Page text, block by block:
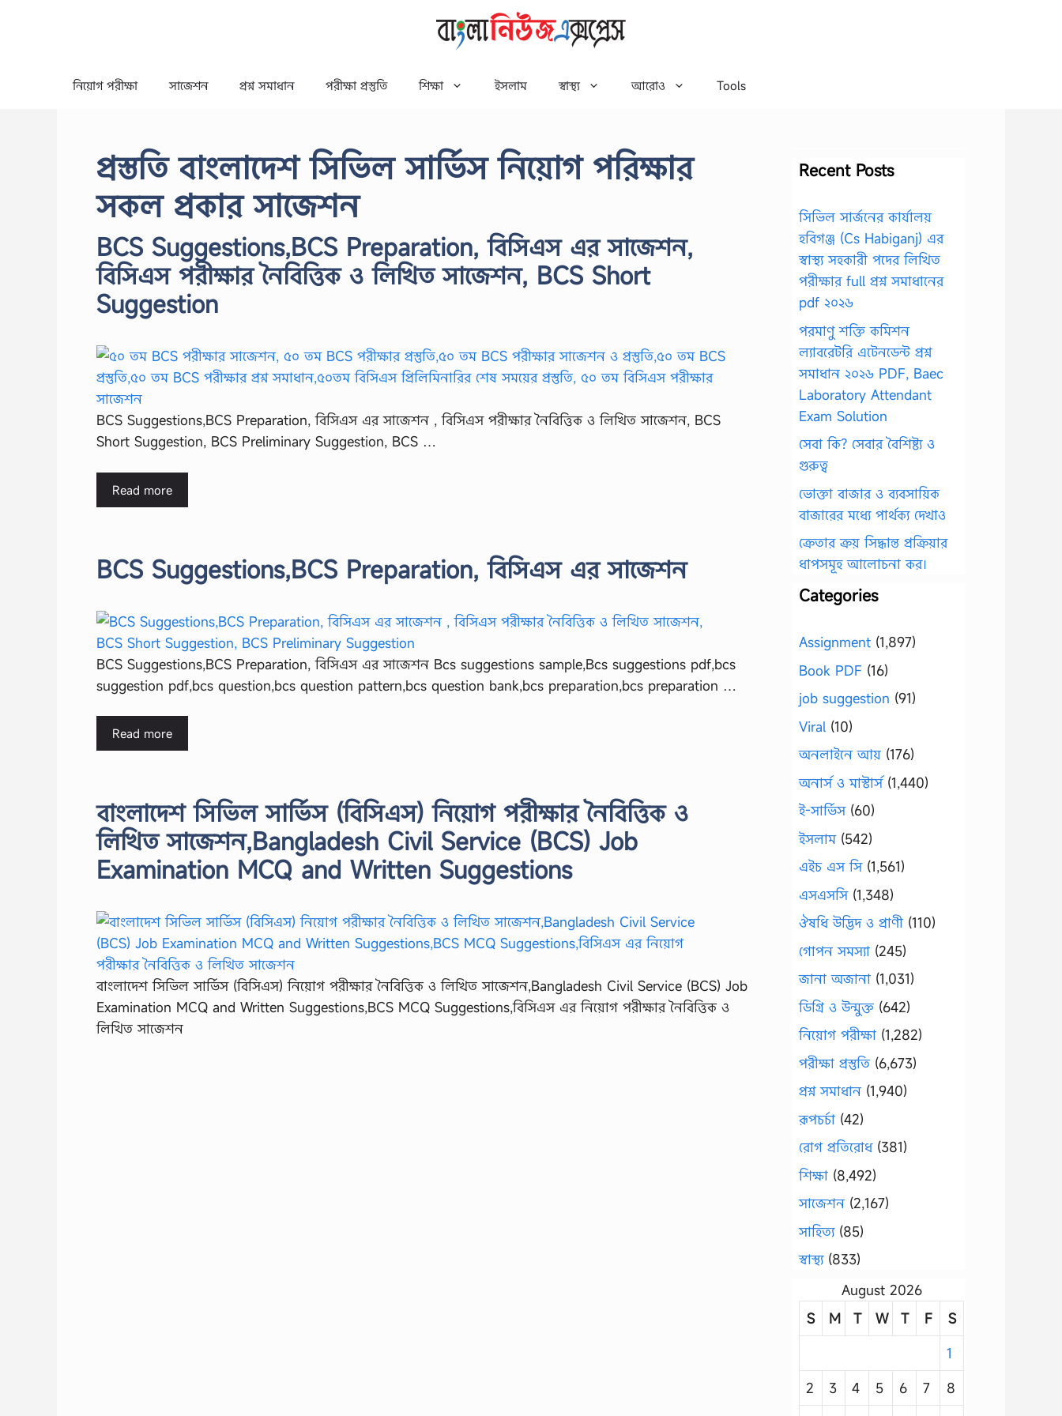
নিয়োগ পরীক্ষা সাজেশন প্রশ্ন সমাধান পরীক্ষা প্রস্তুতি শিক্ষা ইসলাম স্বাস্থ্য আরোও Tools
প্রস্ততি বাংলাদেশ সিভিল সার্ভিস নিয়োগ পরিক্ষার
সকল প্রকার সাজেশন
BCS Suggestions,BCS Preparation, বিসিএস এর সাজেশন,
বিসিএস পরীক্ষার নৈবিত্তিক ও লিখিত সাজেশন, BCS Short
Suggestion
BCS Suggestions,BCS Preparation, বিসিএস এর সাজেশন , বিসিএস পরীক্ষার নৈবিত্তিক ও লিখিত সাজেশন, BCS
Short Suggestion, BCS Preliminary Suggestion, BCS …
Read more
BCS Suggestions,BCS Preparation, বিসিএস এর সাজেশন
BCS Suggestions,BCS Preparation, বিসিএস এর সাজেশন Bcs suggestions sample,Bcs suggestions pdf,bcs
suggestion pdf,bcs question,bcs question pattern,bcs question bank,bcs preparation,bcs preparation …
Read more
বাংলাদেশ সিভিল সার্ভিস (বিসিএস) নিয়োগ পরীক্ষার নৈবিত্তিক ও
লিখিত সাজেশন,Bangladesh Civil Service (BCS) Job
Examination MCQ and Written Suggestions
বাংলাদেশ সিভিল সার্ভিস (বিসিএস) নিয়োগ পরীক্ষার নৈবিত্তিক ও লিখিত সাজেশন,Bangladesh Civil Service (BCS) Job
Examination MCQ and Written Suggestions,BCS MCQ Suggestions,বিসিএস এর নিয়োগ পরীক্ষার নৈবিত্তিক ও
লিখিত সাজেশন
Recent Posts
সিভিল সার্জনের কার্যালয়
হবিগঞ্জ (Cs Habiganj) এর
স্বাস্থ্য সহকারী পদের লিখিত
পরীক্ষার full প্রশ্ন সমাধানের
pdf ২০২৬
পরমাণু শক্তি কমিশন
ল্যাবরেটরি এটেনডেন্ট প্রশ্ন
সমাধান ২০২৬ PDF, Baec
Laboratory Attendant
Exam Solution
সেবা কি? সেবার বৈশিষ্ট্য ও
গুরুত্ব
ভোক্তা বাজার ও ব্যবসায়িক
বাজারের মধ্যে পার্থক্য দেখাও
ক্রেতার ক্রয় সিদ্ধান্ত প্রক্রিয়ার
ধাপসমূহ আলোচনা কর।
Categories
Assignment (1,897)
Book PDF (16)
job suggestion (91)
Viral (10)
অনলাইনে আয় (176)
অনার্স ও মাস্টার্স(1,440)
ই-সার্ভিস(60)
ইসলাম(542)
এইচ এস সি(1,561)
এসএসসি(1,348)
ঔষধি উদ্ভিদ ও প্রাণী (110)
গোপন সমস্যা (245)
জানা অজানা (1,031)
ডিগ্রি ও উন্মুক্ত (642)
নিয়োগ পরীক্ষা (1,282)
পরীক্ষা প্রস্তুতি (6,673)
প্রশ্ন সমাধান (1,940)
রূপচর্চা (42)
রোগ প্রতিরোধ(381)
শিক্ষা (8,492)
সাজেশন (2,167)
সাহিত্য(85)
স্বাস্থ্য(833)
August 2026
S
M T W T F
S
1
2
3 4 5 6 7
8